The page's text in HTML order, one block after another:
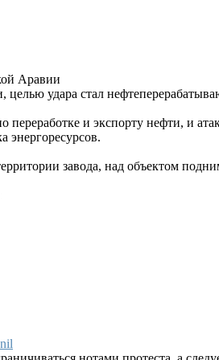
Аравии
удара стал
и экспорту нефти, и
энергоресурсов.
завода, над объектом